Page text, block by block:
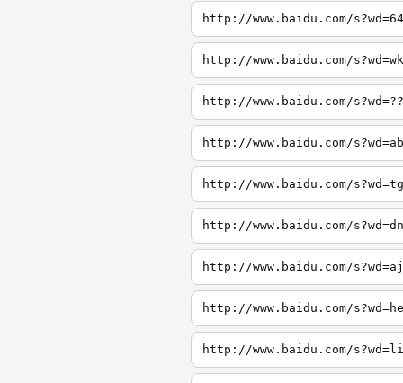
http://www.baidu.com/s?wd=64
http://www.baidu.com/s?wd=wk
http://www.baidu.com/s?wd=??
http://www.baidu.com/s?wd=ab
http://www.baidu.com/s?wd=tg
http://www.baidu.com/s?wd=dn
http://www.baidu.com/s?wd=aj
http://www.baidu.com/
http://www.baidu.com/